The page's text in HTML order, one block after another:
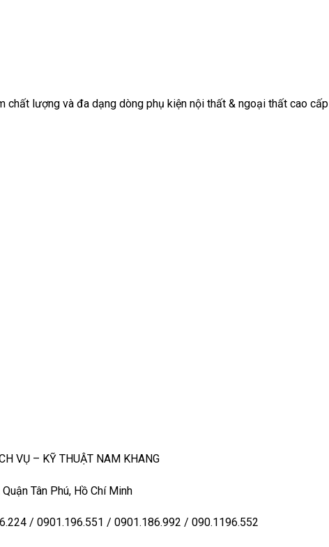
chất lượng và đa dạng dòng phụ kiện nội thất & ngoại thất cao cấp
VỤ – KỸ THUẬT NAM KHANG
Tân Phú, Hồ Chí Minh
/ 0901.196.551 / 0901.186.992 / 090.1196.552